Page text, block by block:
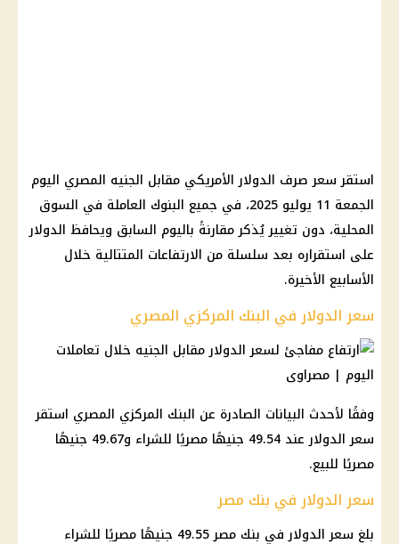
استقر سعر صرف الدولار الأمريكي مقابل الجنيه المصري اليوم
الجمعة 11 يوليو 2025، في جميع البنوك العاملة في السوق
المحلية، دون تغيير يُذكر مقارنةً باليوم السابق ويحافظ الدولار
على استقراره بعد سلسلة من الارتفاعات المتتالية خلال
الأسابيع الأخيرة.
سعر الدولار في البنك المركزي المصري
وفقًا لأحدث البيانات الصادرة عن البنك المركزي المصري استقر
سعر الدولار عند 49.54 جنيهًا مصريًا للشراء و49.67 جنيهًا
مصريًا للبيع.
سعر الدولار في بنك مصر
بلغ سعر الدولار في بنك مصر 49.55 جنيهًا مصريًا للشراء